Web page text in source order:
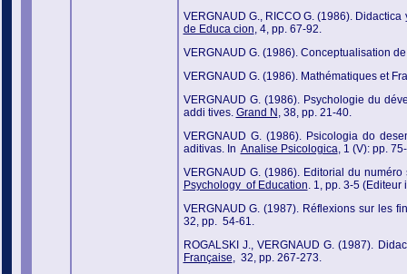
VERGNAUD G., RICCO G. (1986).
de Educa cion, 4, pp. 67-92.
VERGNAUD G. (1986). Conceptualisation
VERGNAUD G. (1986). Mathématiques et
VERGNAUD G. (1986). Psychologie du
addi tives. Grand N , 38, pp. 21-40.
VERGNAUD G. (1986). Psicologia do
aditivas. In Analise Psicologica, 1 (V): pp.
VERGNAUD G. (1986). Editorial du
Psychology of Education. 1, pp. 3-5 (Editeur
VERGNAUD G. (1987). Réflexions sur les
32, pp. 54-61.
ROGALSKI J., VERGNAUD G. (1987).
Française, 32, pp. 267-273.